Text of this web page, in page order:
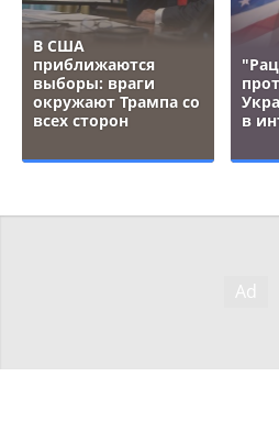
В США
приближаются
выборы: враги
окружают Трампа со
всех сторон
в